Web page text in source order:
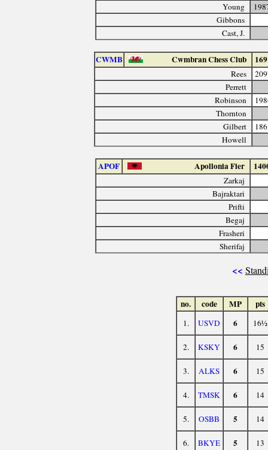
Young
Gibbons
Cast, J.
CWMB Cwmbran Chess Club
Rees
Perrett
Robinson
Thornton
Gilbert
Howell
APOF Apollonia Fier
Zarkaj
Bajraktari
Prifti
Begaj
Frasheri
Sherifaj
<<
no. code MP pts
1. USVD 6 16½
2. KSKY 6 15
3. ALKS 6 15
4. TMSK 6 14
5. OSBB 5 14
6. BKYE 5 13